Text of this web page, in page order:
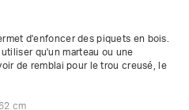
d'enfoncer des piquets en bois.
qu'un marteau ou une
de remblai pour le trou creusé, le
cm